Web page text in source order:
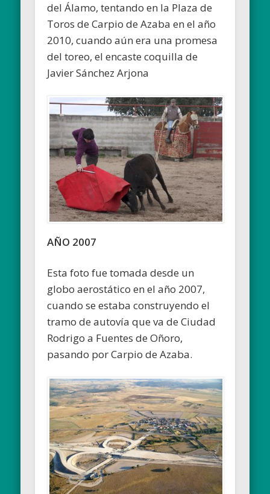
del Álamo, tentando en la Plaza de
Toros de Carpio de Azaba en el año
2010, cuando aún era una promesa
del toreo, el encaste coquilla de
Javier Sánchez Arjona
AÑO 2007
Esta foto fue tomada desde un
globo aerostático en el año 2007,
cuando se estaba construyendo el
tramo de autovía que va de Ciudad
Rodrigo a Fuentes de Oñoro,
pasando por Carpio de Azaba.